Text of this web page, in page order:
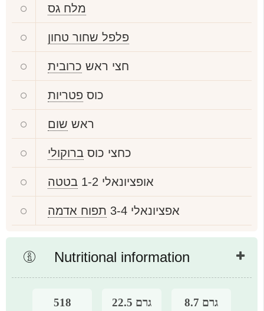
מלח גס
פלפל שחור טחון
חצי ראש כרובית
כוס פטריות
ראש שום
כחצי כוס ברוקולי
אופציונאלי 1-2 בטטה
אפציונאלי 3-4 תפוח אדמה
Nutritional information
518 22.5 גרם 8.7 גרם